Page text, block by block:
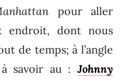
pour aller
endroit, dont nous
de temps; à l’angle
savoir au :Johnny